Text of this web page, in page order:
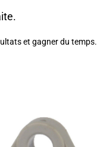
et gagner du temps.